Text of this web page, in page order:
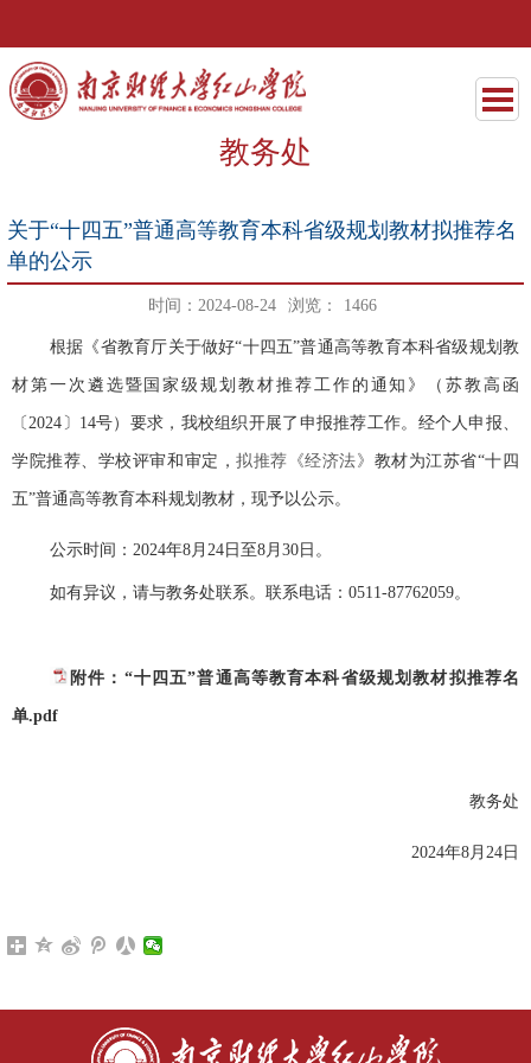
教务处
关于“十四五”普通高等教育本科省级规划教材拟推荐名
单的公示
时间：2024-08-24 浏览： 1466
根据《省教育厅关于做好“十四五”普通高等教育本科省级规划教
材第一次遴选暨国家级规划教材推荐工作的通知》（苏教高函
〔2024〕14号） 要求 ， 我校组织开展了申报推荐工作。经个人申报、
学院推荐、学校评审和审定，拟推荐《经济法》 教材为江苏省“十四
五”普通高等教育本科规划教材 ，现予以公示。
公示时间： 2024年8月24 日至8月 30 日。
如有异议，请与教务处联系。联系电话： 0511-87762059。
附件：“十四五”普通高等教育本科省级规划教材拟推荐名
单.pdf
教务处
2024年8月24 日